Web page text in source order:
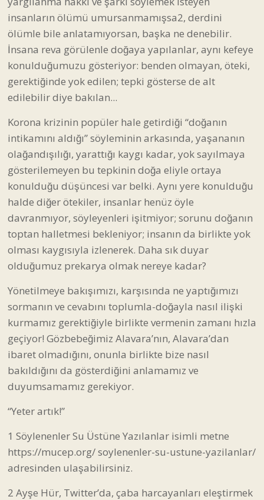
insanların ölümü umursanmamışsa2, derdini
ölümle bile anlatamıyorsan, başka ne denebilir.
İnsana reva görülenle doğaya yapılanlar, aynı kefeye
konulduğumuzu gösteriyor: benden olmayan, öteki,
gerektiğinde yok edilen; tepki gösterse de alt
edilebilir diye bakılan...
Korona krizinin popüler hale getirdiği “doğanın
intikamını aldığı” söyleminin arkasında, yaşananın
olağandışılığı, yarattığı kaygı kadar, yok sayılmaya
gösterilemeyen bu tepkinin doğa eliyle ortaya
konulduğu düşüncesi var belki. Aynı yere konulduğu
halde diğer ötekiler, insanlar henüz öyle
davranmıyor, söyleyenleri işitmiyor; sorunu doğanın
toptan halletmesi bekleniyor; insanın da birlikte yok
olması kaygısıyla izlenerek. Daha sık duyar
olduğumuz prekarya olmak nereye kadar?
Yönetilmeye bakışımızı, karşısında ne yaptığımızı
sormanın ve cevabını toplumla-doğayla nasıl ilişki
kurmamız gerektiğiyle birlikte vermenin zamanı hızla
geçiyor! Gözbebeğimiz Alavara’nın, Alavara’dan
ibaret olmadığını, onunla birlikte bize nasıl
bakıldığını da gösterdiğini anlamamız ve
duyumsamamız gerekiyor.
“Yeter artık!”
1 Söylenenler Su Üstüne Yazılanlar isimli metne
https://mucep.org/ soylenenler-su-ustune-yazilanlar/
adresinden ulaşabilirsiniz.
2 Ayşe Hür, Twitter’da, çaba harcayanları eleştirmek